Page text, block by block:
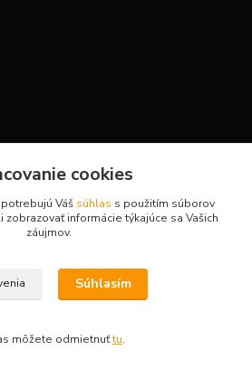
na Eshop-rychlo.sk
cookies
Váš súhlas s použitím súborov
zobrazovať informácie týkajúce sa Vašich
záujmov.
Súhlasím
môžete odmietnuťtu.